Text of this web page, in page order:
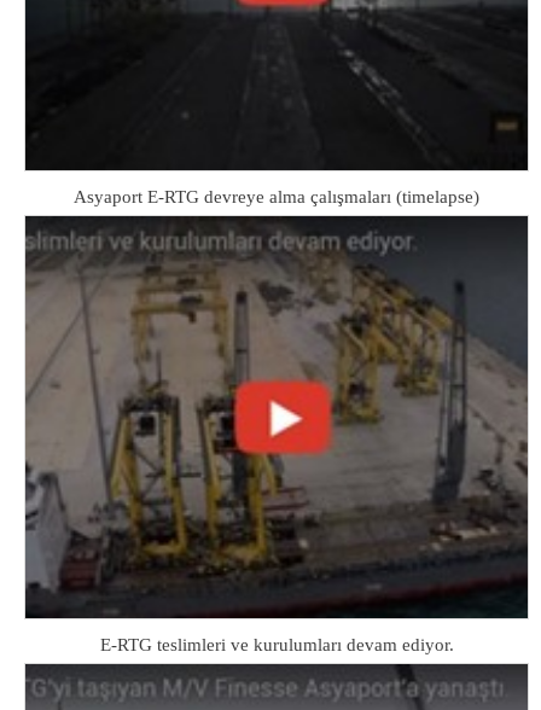
Asyaport E-RTG devreye alma çalışmaları (timelapse)
E-RTG teslimleri ve kurulumları devam ediyor.